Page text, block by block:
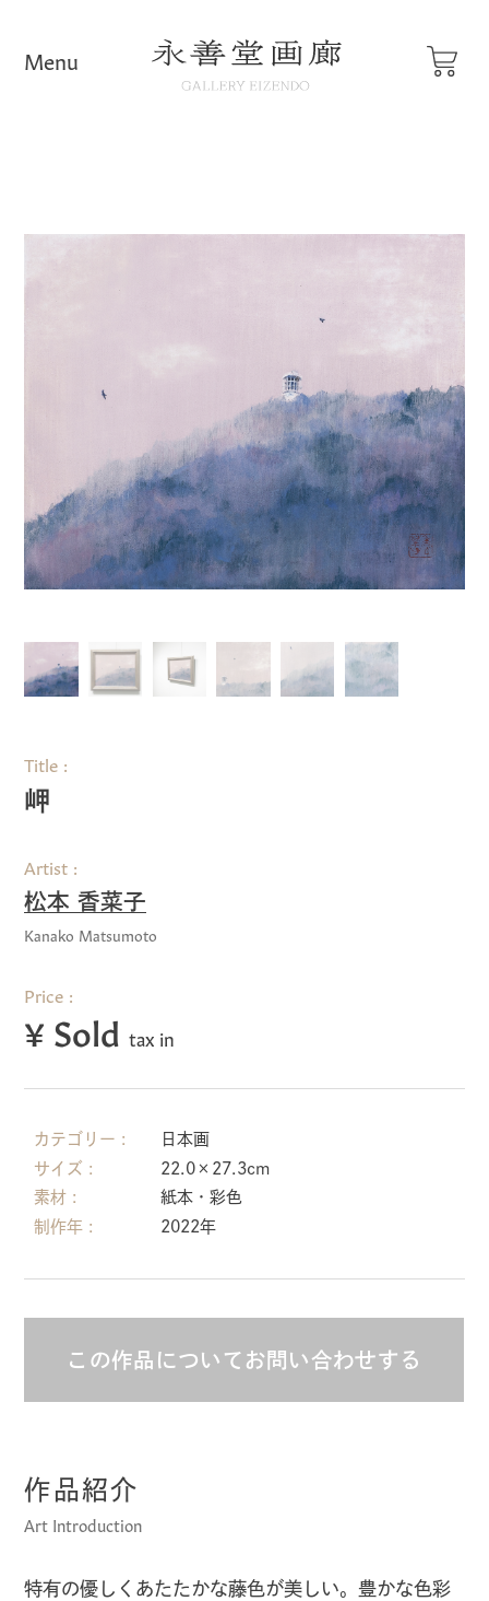
Title
岬
Artist
松本 香菜子
Kanako Matsumoto
Price
¥ Soldtax in
カテゴリー
日本画
サイズ
22.0×27.3cm
素材
紙本・彩色
制作年
2022年
この作品についてお問い合わせする
作品紹介
Art Introduction
特有の優しくあたたかな藤色が美しい。豊かな色彩